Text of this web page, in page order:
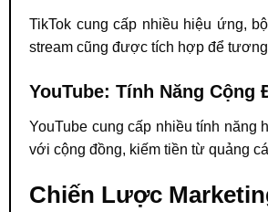
TikTok cung cấp nhiều hiệu ứng,
stream cũng được tích hợp để
YouTube: Tính Năng Cộng
YouTube cung cấp nhiều tính năng
với cộng đồng, kiếm tiền từ quảng
Chiến Lược